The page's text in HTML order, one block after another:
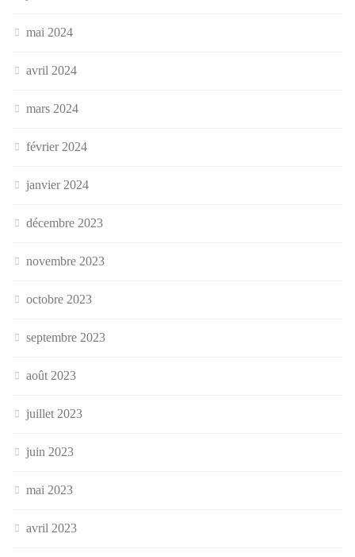
mai 2024
avril 2024
mars 2024
février 2024
janvier 2024
décembre 2023
novembre 2023
octobre 2023
septembre 2023
août 2023
juillet 2023
juin 2023
mai 2023
avril 2023